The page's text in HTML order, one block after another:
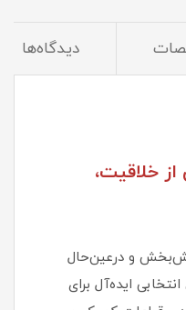
دیدگاه‌ها
خلاقیت،
و درعین‌حال
ایده‌آل برای